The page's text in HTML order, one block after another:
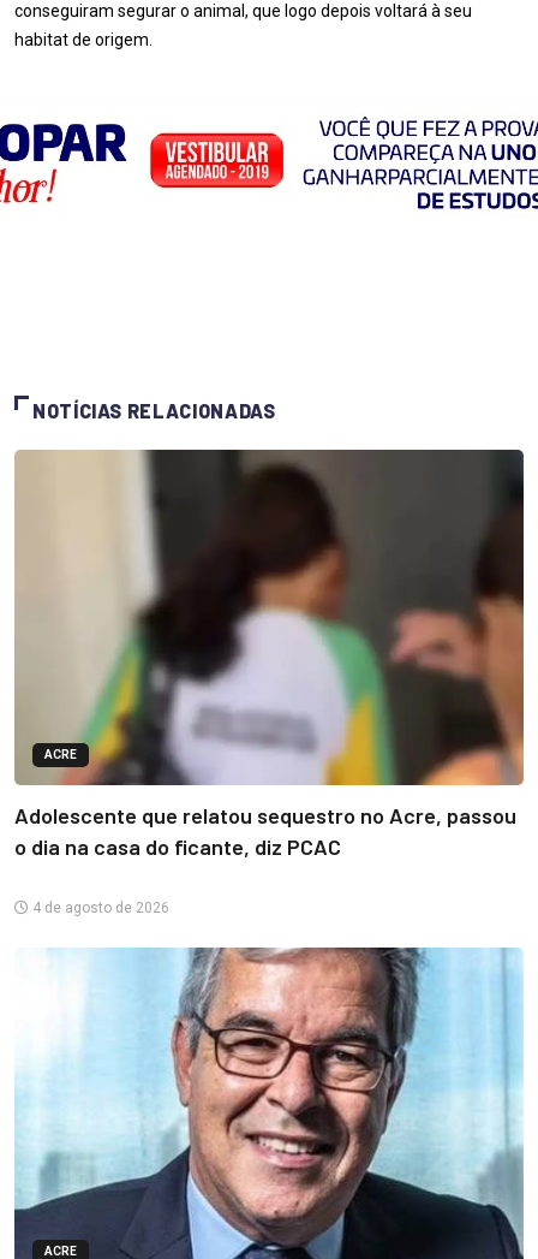
conseguiram segurar o animal, que logo depois voltará à seu
habitat de origem.
NOTÍCIAS RELACIONADAS
ACRE
Adolescente que relatou sequestro no Acre, passou
o dia na casa do ficante, diz PCAC
4 de agosto de 2026
ACRE